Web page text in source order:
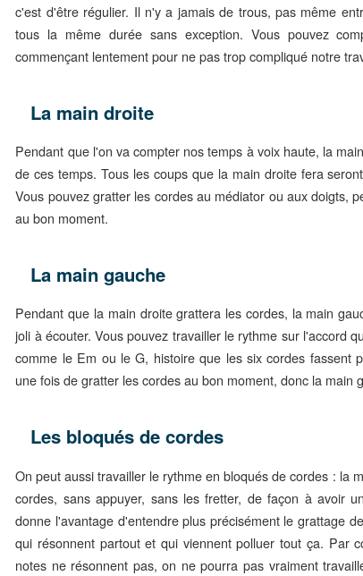
c'est d'être régulier. Il n'y a jamais de trous, pas même
tous la même durée sans exception. Vous pouvez
commençant lentement pour ne pas trop compliqué notre
La main droite
Pendant que l'on va compter nos temps à voix haute, la
de ces temps. Tous les coups que la main droite fera
Vous pouvez gratter les cordes au médiator ou aux doigts,
au bon moment.
La main gauche
Pendant que la main droite grattera les cordes, la main
joli à écouter. Vous pouvez travailler le rythme sur l'accord
comme le Em ou le G, histoire que les six cordes fassent
une fois de gratter les cordes au bon moment, donc la main
Les bloqués de cordes
On peut aussi travailler le rythme en bloqués de cordes : la
cordes, sans appuyer, sans les fretter, de façon à avoir
donne l'avantage d'entendre plus précisément le grattage
qui résonnent partout et qui viennent polluer tout ça. Par
notes ne résonnent pas, on ne pourra pas vraiment